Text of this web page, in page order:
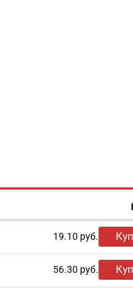
19.10 руб.
56.30 руб.